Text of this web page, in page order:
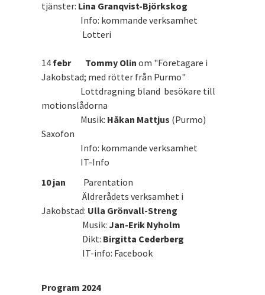
tjänster: Lina Granqvist-Björkskog
Info: kommande verksamhet
Lotteri
14 febr Tommy Olin om "Företagare i
Jakobstad; med rötter från Purmo"
Lottdragning bland besökare till
motionslådorna
Musik: Håkan Mattjus (Purmo)
Saxofon
Info: kommande verksamhet
IT-Info
10 jan
Parentation
Äldrerådets verksamhet i
Jakobstad: Ulla Grönvall-Streng
Musik: Jan-Erik Nyholm
Dikt: Birgitta Cederberg
IT-info: Facebook
Program 2024